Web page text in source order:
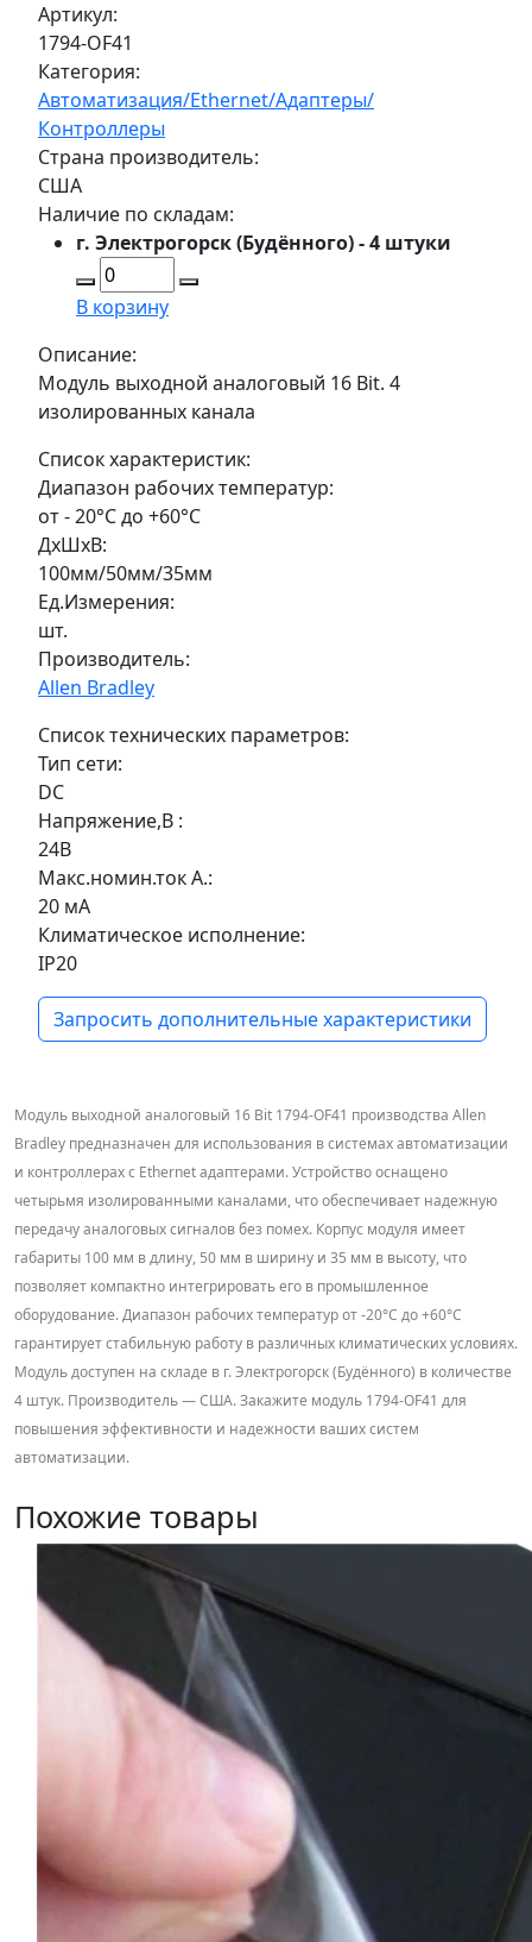
Артикул:
1794-OF41
Категория:
Автоматизация/Ethernet/Адаптеры/
Контроллеры
Страна производитель:
США
Наличие по складам:
г. Электрогорск (Будённого) - 4 штуки
В корзину
Описание:
Модуль выходной аналоговый 16 Bit. 4
изолированных канала
Список характеристик:
Диапазон рабочих температур:
от - 20°C до +60°C
ДxШxВ:
100мм/50мм/35мм
Ед.Измерения:
шт.
Производитель:
Allen Bradley
Список технических параметров:
Тип сети:
DC
Напряжение,В :
24В
Макс.номин.ток А.:
20 мА
Климатическое исполнение:
IP20
Запросить дополнительные характеристики
Модуль выходной аналоговый 16 Bit 1794-OF41 производства Allen
Bradley предназначен для использования в системах автоматизации
и контроллерах с Ethernet адаптерами. Устройство оснащено
четырьмя изолированными каналами, что обеспечивает надежную
передачу аналоговых сигналов без помех. Корпус модуля имеет
габариты 100 мм в длину, 50 мм в ширину и 35 мм в высоту, что
позволяет компактно интегрировать его в промышленное
оборудование. Диапазон рабочих температур от -20°C до +60°C
гарантирует стабильную работу в различных климатических условиях.
Модуль доступен на складе в г. Электрогорск (Будённого) в количестве
4 штук. Производитель — США. Закажите модуль 1794-OF41 для
повышения эффективности и надежности ваших систем
автоматизации.
Похожие товары